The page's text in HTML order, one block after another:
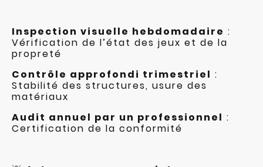
Inspection visuelle hebdomadaire :
Vérification de l’état des jeux et de la
propreté
Contrôle approfondi trimestriel :
Stabilité des structures, usure des
matériaux
Audit annuel par un professionnel :
Certification de la conformité